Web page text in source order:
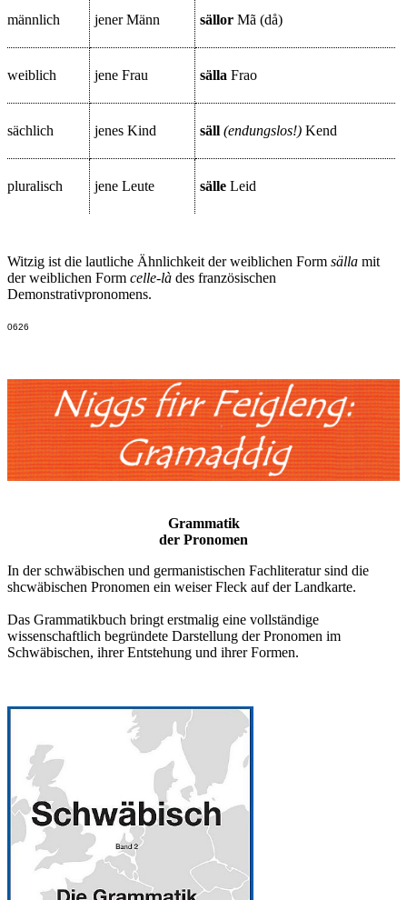
männlich jener Männ sällor Mã (då)
weiblich jene Frau sälla Frao
sächlich jenes Kind säll (endungslos!) Kend
pluralisch jene Leute sälle Leid
Witzig ist die lautliche Ähnlichkeit der weiblichen Form sälla mit
der weiblichen Form celle-là des französischen
Demonstrativpronomens.
0626
Grammatik
der Pronomen
In der schwäbischen und germanistischen Fachliteratur sind die
shcwäbischen Pronomen ein weiser Fleck auf der Landkarte.
Das Grammatikbuch bringt erstmalig eine vollständige
wissenschaftlich begründete Darstellung der Pronomen im
Schwäbischen, ihrer Entstehung und ihrer Formen.